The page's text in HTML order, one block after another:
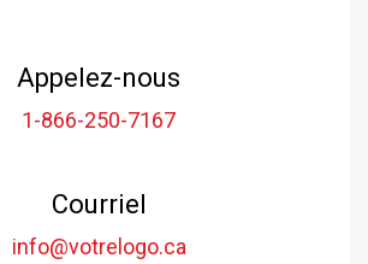
Appelez-nous
1-866-250-7167
Courriel
info@votrelogo.ca